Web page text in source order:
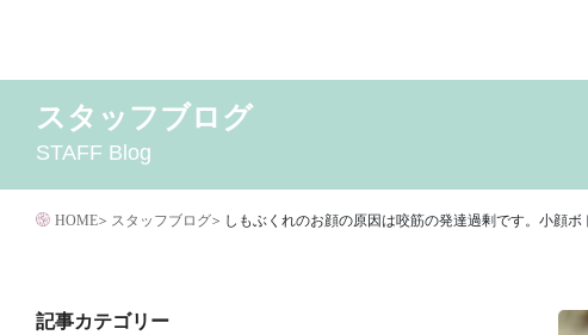
テ
へ
MENS いぼ治療
イボクリア
ダイエット
トーニング ニキビクリア ニキビ治療
ニキビ跡・凹みクレーター治療
ニキビ跡治療 ヒ
脂肪溶解注射
2026年8月 2026年7月
スタッフブログ
STAFF Blog
HOME> スタッフブログ> しもぶくれのお顔の原因は咬筋の発達過剰です。小顔
記事カテゴリー